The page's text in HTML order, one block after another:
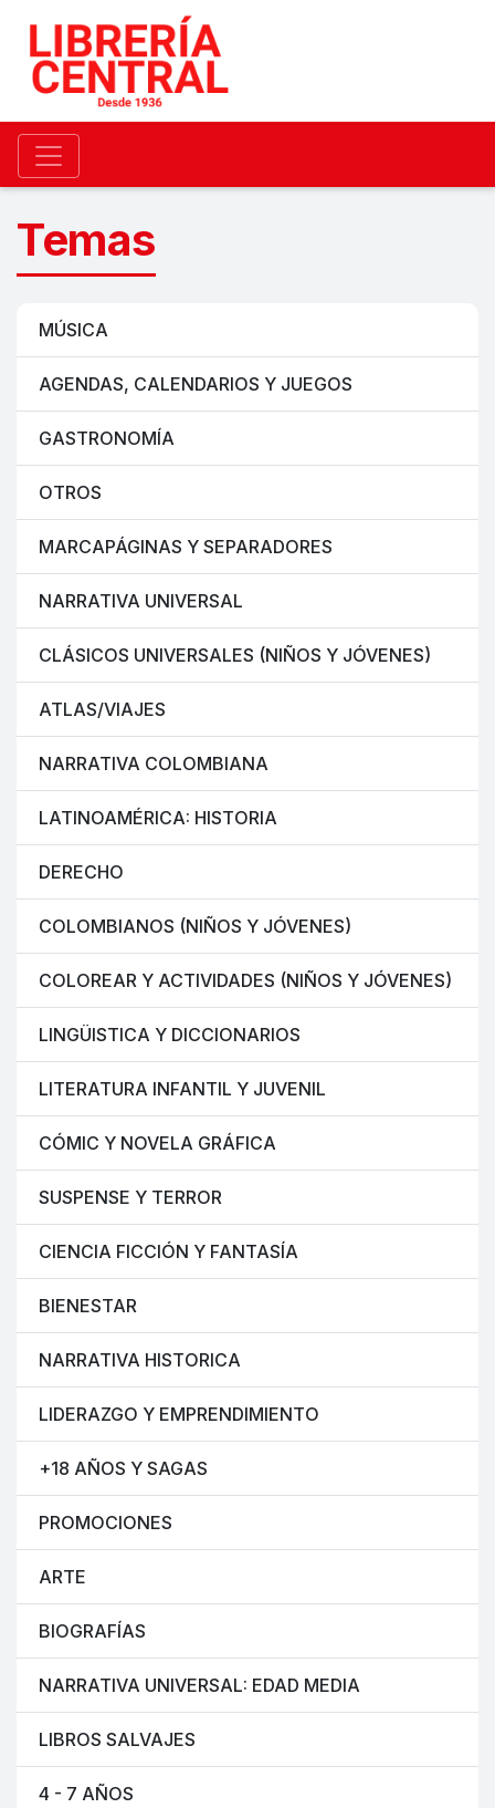
Temas
MÚSICA
AGENDAS, CALENDARIOS Y JUEGOS
GASTRONOMÍA
OTROS
MARCAPÁGINAS Y SEPARADORES
NARRATIVA UNIVERSAL
CLÁSICOS UNIVERSALES (NIÑOS Y JÓVENES)
ATLAS/VIAJES
NARRATIVA COLOMBIANA
LATINOAMÉRICA: HISTORIA
DERECHO
COLOMBIANOS (NIÑOS Y JÓVENES)
COLOREAR Y ACTIVIDADES (NIÑOS Y JÓVENES)
LINGÜISTICA Y DICCIONARIOS
LITERATURA INFANTIL Y JUVENIL
CÓMIC Y NOVELA GRÁFICA
SUSPENSE Y TERROR
CIENCIA FICCIÓN Y FANTASÍA
BIENESTAR
NARRATIVA HISTORICA
LIDERAZGO Y EMPRENDIMIENTO
+18 AÑOS Y SAGAS
PROMOCIONES
ARTE
BIOGRAFÍAS
NARRATIVA UNIVERSAL: EDAD MEDIA
LIBROS SALVAJES
4 - 7 AÑOS